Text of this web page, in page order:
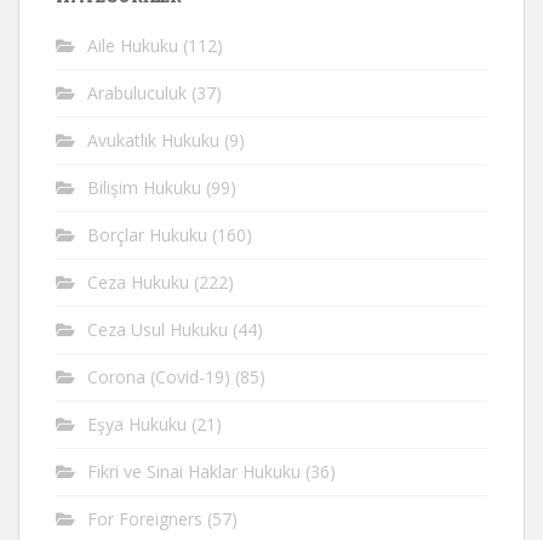
Aile Hukuku (112)
Arabuluculuk (37)
Avukatlık Hukuku (9)
Bilişim Hukuku (99)
Borçlar Hukuku (160)
Ceza Hukuku (222)
Ceza Usul Hukuku (44)
Corona (Covid-19) (85)
Eşya Hukuku (21)
Fikri ve Sinai Haklar Hukuku (36)
For Foreigners (57)